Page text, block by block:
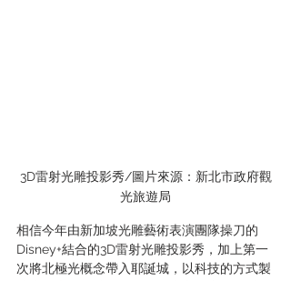
3D雷射光雕投影秀/圖片來源：新北市政府觀
光旅遊局
相信今年由新加坡光雕藝術表演團隊操刀的
Disney+結合的3D雷射光雕投影秀，加上第一
次將北極光概念帶入耶誕城，以科技的方式製